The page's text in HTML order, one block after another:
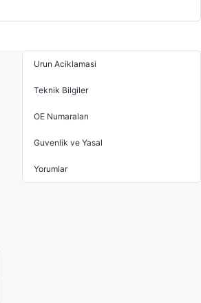
Urun Aciklamasi
Teknik Bilgiler
OE Numaraları
Guvenlik ve Yasal
Yorumlar